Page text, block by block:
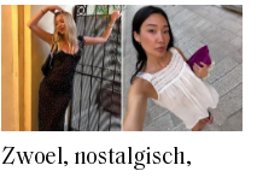
Zwoel, nostalgisch,